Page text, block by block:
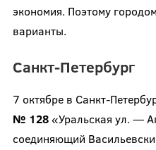
экономия. Поэтому
варианты.
Санкт-Петербург
7 октябре в Санкт-
№ 128«Уральская ул. —
соединяющий